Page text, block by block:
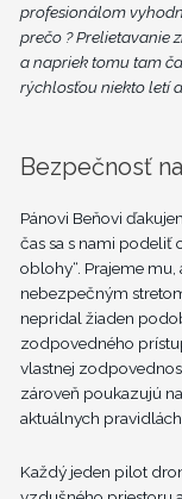
profesionálom
prečo ? Prelietavanie
a napriek tomu tam
rýchlosťou niekto letí
Bezpečnosť
Pánovi Beňovi
čas sa s nami podeliť
oblohy“. Prajeme
nebezpečným
nepridal žiaden
zodpovedného
vlastnej
zároveň poukazujú
aktuálnych
Každý jeden pilot